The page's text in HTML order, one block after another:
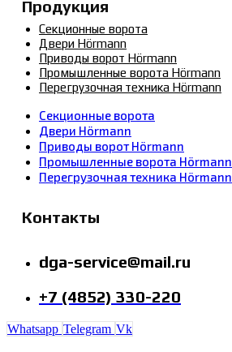
Продукция
Секционные ворота
Двери Hörmann
Приводы ворот Hörmann
Промышленные ворота Hörmann
Перегрузочная техника Hörmann
Секционные ворота
Двери Hörmann
Приводы ворот Hörmann
Промышленные ворота Hörmann
Перегрузочная техника Hörmann
Контакты
dga-service@mail.ru
+7 (4852) 330-220
Whatsapp Telegram Vk